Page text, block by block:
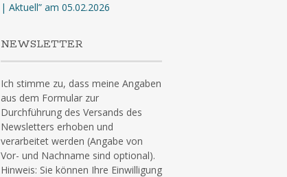
| Aktuell” am 05.02.2026
NEWSLETTER
Ich stimme zu, dass meine Angaben
aus dem Formular zur
Durchführung des Versands des
Newsletters erhoben und
verarbeitet werden (Angabe von
Vor- und Nachname sind optional).
Hinweis: Sie können Ihre Einwilligung